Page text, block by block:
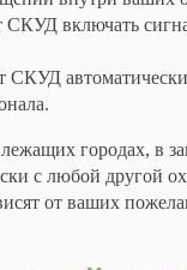
СКУД включать
городах, в
с любой другой
от ваших